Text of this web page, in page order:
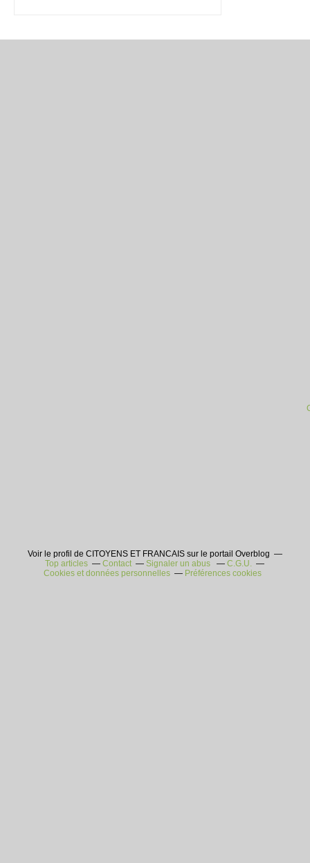
Voir le profil de CITOYENS ET FRANCAIS sur le portail Overblog
Top articles
Contact Signaler un abus
C.G.U.
Cookies et données personnelles
Préférences cookies